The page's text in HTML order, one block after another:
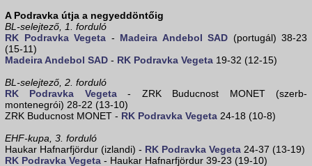
A Podravka útja a negyeddöntőig
BL-selejtező, 1. forduló
RK Podravka Vegeta - Madeira Andebol SAD (portugál) 38-23
(15-11)
Madeira Andebol SAD - RK Podravka Vegeta 19-32 (12-15)
BL-selejtező, 2. forduló
RK Podravka Vegeta- ZRK Buducnost MONET (szerb-
montenegrói) 28-22 (13-10)
ZRK Buducnost MONET - RK Podravka Vegeta 24-18 (10-8)
EHF-kupa, 3. forduló
Haukar Hafnarfjördur (izlandi) - RK Podravka Vegeta 24-37 (13-19)
RK Podravka Vegeta - Haukar Hafnarfjördur 39-23 (19-10)